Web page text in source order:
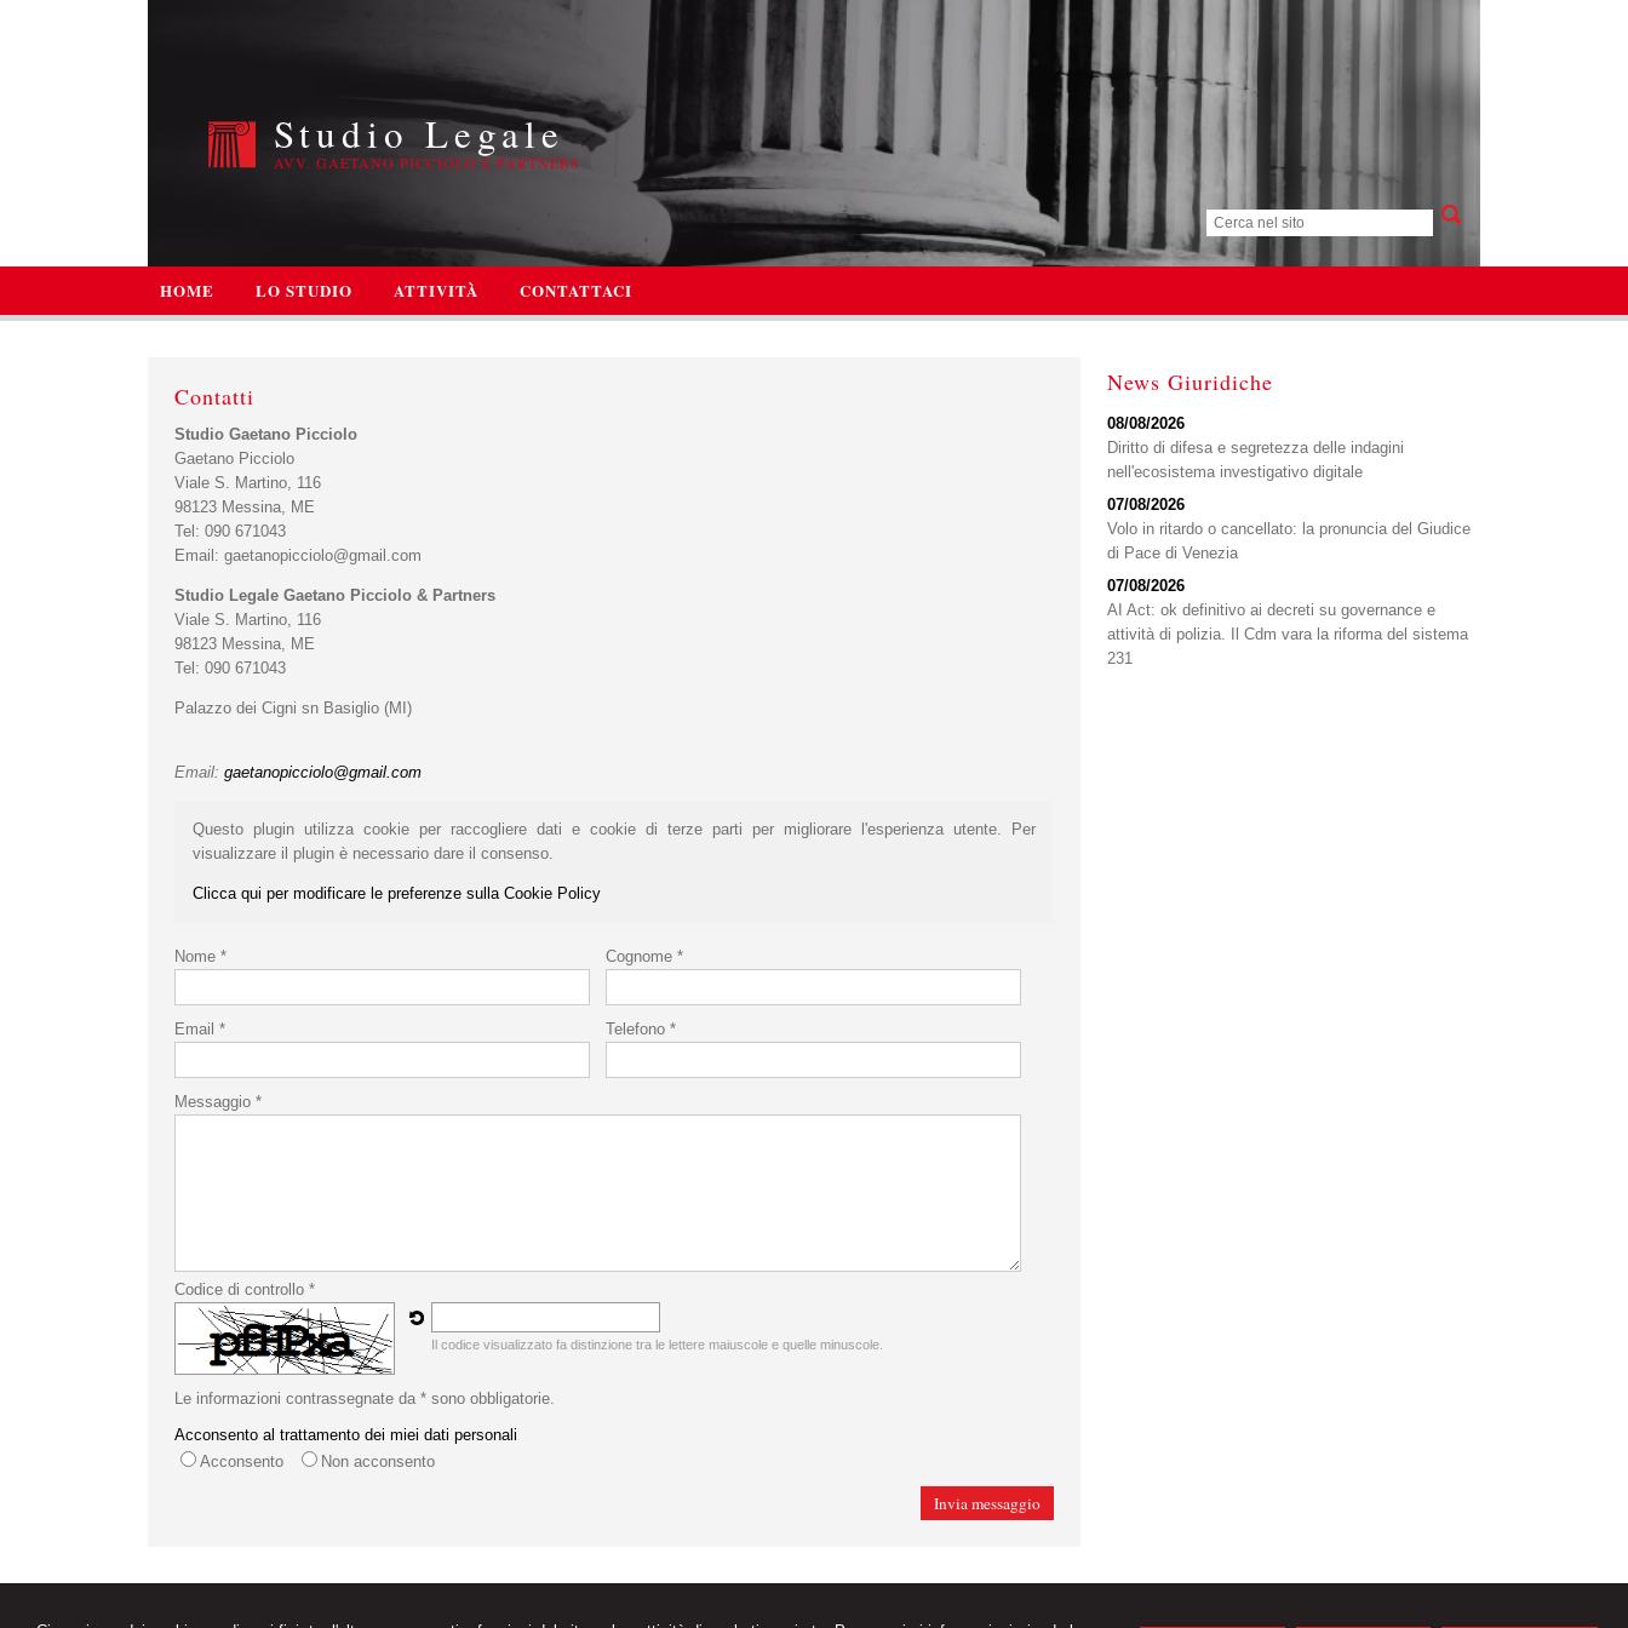
Studio Legale
AVV. GAETANO PICCIOLO E PARTNERS
HOME LO STUDIO ATTIVITÀ CONTATTACI
Contatti
Studio Gaetano Picciolo
Gaetano Picciolo
Viale S. Martino, 116
98123 Messina, ME
Tel: 090 671043
Email: gaetanopicciolo@gmail.com
Studio Legale Gaetano Picciolo & Partners
Viale S. Martino, 116
98123 Messina, ME
Tel: 090 671043
Palazzo dei Cigni sn Basiglio (MI)
Email: gaetanopicciolo@gmail.com
Questo plugin utilizza cookie per raccogliere dati e cookie di terze parti per migliorare l'esperienza utente. Per
visualizzare il plugin è necessario dare il consenso.
Clicca qui per modificare le preferenze sulla Cookie Policy
Nome * Cognome *
Email * Telefono *
Messaggio *
Codice di controllo *
Il codice visualizzato fa distinzione tra le lettere maiuscole e quelle minuscole.
Le informazioni contrassegnate da * sono obbligatorie.
Acconsento al trattamento dei miei dati personali
Acconsento
Non acconsento
News Giuridiche
08/08/2026
Diritto di difesa e segretezza delle indagini
nell'ecosistema investigativo digitale
07/08/2026
Volo in ritardo o cancellato: la pronuncia del Giudice
di Pace di Venezia
07/08/2026
AI Act: ok definitivo ai decreti su governance e
attività di polizia. Il Cdm vara la riforma del sistema
231